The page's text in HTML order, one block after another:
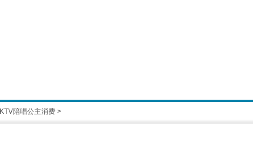
KTV陪唱公主消费 >